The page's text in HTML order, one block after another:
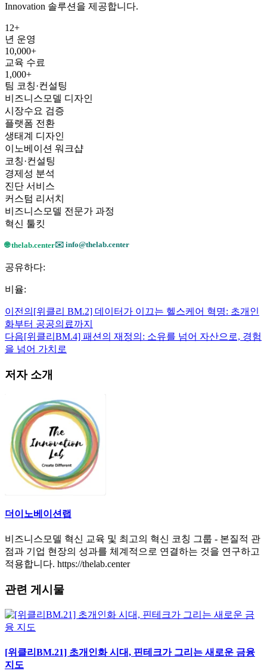
Innovation 솔루션을 제공합니다.
12+
년 운영
10,000+
교육 수료
1,000+
팀 코칭·컨설팅
비즈니스모델 디자인
시장수요 검증
플랫폼 전환
생태계 디자인
이노베이션 워크샵
코칭·컨설팅
경제성 분석
진단 서비스
커스텀 리서치
비즈니스모델 전문가 과정
혁신 툴킷
🌐 thelab.center✉️ info@thelab.center
공유하다:
비율:
이전의 [위클리 BM.2] 데이터가 이끄는 헬스케어 혁명: 초개인
화부터 공공의료까지
다음[위클리BM.4] 패션의 재정의: 소유를 넘어 자산으로, 경험
을 넘어 가치로
저자 소개
더이노베이션랩
비즈니스모델 혁신 교육 및 최고의 혁신 코칭 그룹 - 본질적 관
점과 기업 현장의 성과를 체계적으로 연결하는 것을 연구하고
적용합니다. https://thelab.center
관련 게시물
[위클리BM.21] 초개인화 시대, 핀테크가 그리는 새로운 금융
지도